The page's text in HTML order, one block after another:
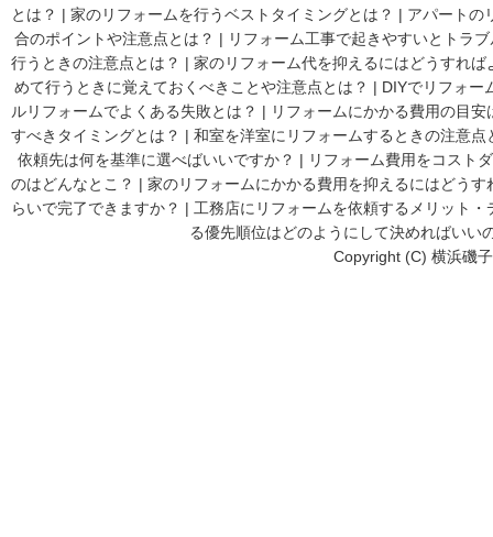
とは？ | 家のリフォームを行うベストタイミングとは？ | アパートの
合のポイントや注意点とは？ | リフォーム工事で起きやすいとトラ
行うときの注意点とは？ | 家のリフォーム代を抑えるにはどうすれば
めて行うときに覚えておくべきことや注意点とは？ | DIYでリフォー
ルリフォームでよくある失敗とは？ | リフォームにかかる費用の目安
すべきタイミングとは？ | 和室を洋室にリフォームするときの注意点
依頼先は何を基準に選べばいいですか？ | リフォーム費用をコスト
のはどんなとこ？ | 家のリフォームにかかる費用を抑えるにはどうす
らいで完了できますか？ | 工務店にリフォームを依頼するメリット・
る優先順位はどのようにして決めればいい
Copyright (C) 横浜磯